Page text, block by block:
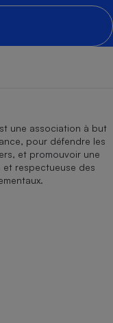
une association à but
pour défendre les
et promouvoir une
respectueuse des